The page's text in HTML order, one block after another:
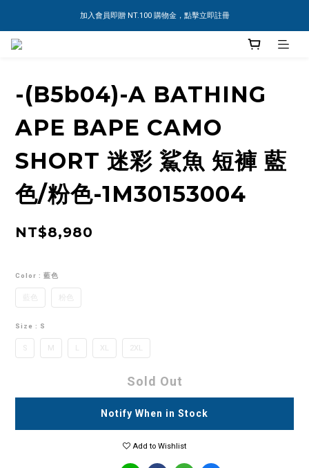
加入會員即贈 NT.100 購物金，點擊立即註冊
-(B5b04)-A BATHING
APE BAPE CAMO
SHORT 迷彩 鯊魚 短褲 藍
色/粉色-1M30153004
NT$8,980
Color : 藍色
藍色 粉色
Size : S
S M XL 2XL
Sold Out
Notify When in Stock
Add to Wishlist